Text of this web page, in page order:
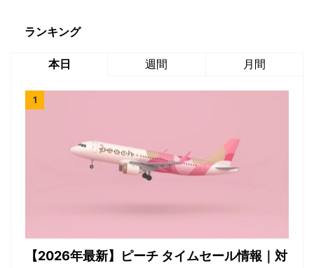
ランキング
本日 週間 月間
【2026年最新】ピーチ タイムセール情報｜対